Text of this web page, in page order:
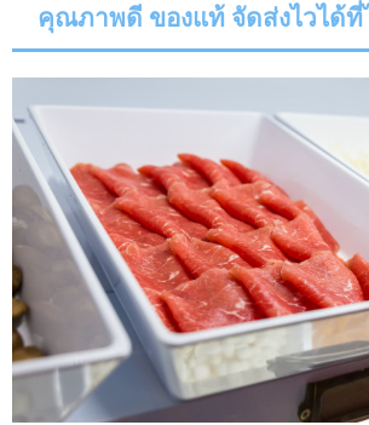
คุณภาพดี ของแท้ จัดส่งไวได้ที่